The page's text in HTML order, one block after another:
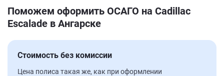
Поможем оформить ОСАГО на Cadillac
Escalade в Ангарске
Стоимость без комиссии
Цена полиса такая же, как при оформлении